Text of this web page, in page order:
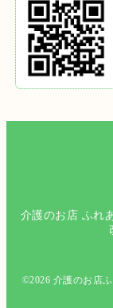
介護のお店 ふれ
©2026 介護のお店